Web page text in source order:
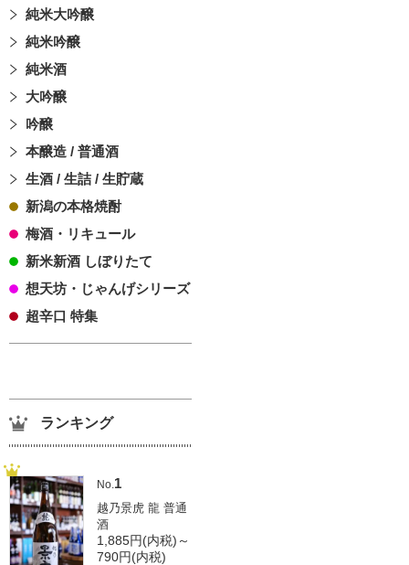
純米大吟醸
純米吟醸
純米酒
大吟醸
吟醸
本醸造 / 普通酒
生酒 / 生詰 / 生貯蔵
新潟の本格焼酎
梅酒・リキュール
新米新酒 しぼりたて
想天坊・じゃんげシリーズ
超辛口 特集
ランキング
No.1
越乃景虎 龍 普通
酒
1,885円(内税)～
790円(内税)